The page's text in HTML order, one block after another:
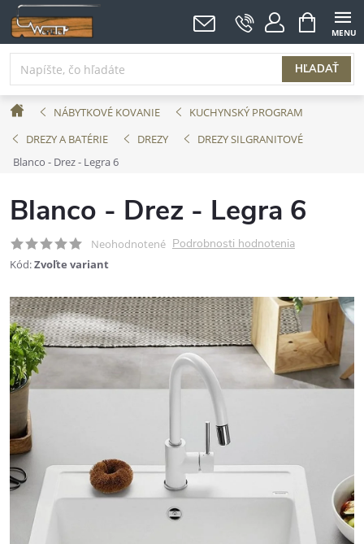
Prejsť
na
obsah
HĽADAŤ
NÁKUPNÝ
KOŠÍK
DomovNÁBYTKOVÉ KOVANIE
KUCHYNSKÝ PROGRAM
DREZY A BATÉRIE
DREZY
DREZY SILGRANITOVÉ
Blanco - Drez - Legra 6
Blanco - Drez - Legra 6
Neohodnotené Podrobnosti hodnotenia
Kód:Zvoľte variant